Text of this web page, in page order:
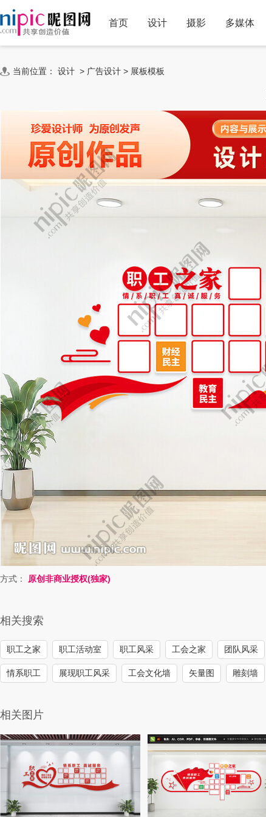
首页 设计 摄影 多媒体
当前位置： 设计 > 广告设计 > 展板模板
方式： 原创非商业授权(独家)
相关搜索
职工之家 职工活动室 职工风采 工会之家 团队风采
情系职工 展现职工风采 工会文化墙 矢量图 雕刻墙
相关图片